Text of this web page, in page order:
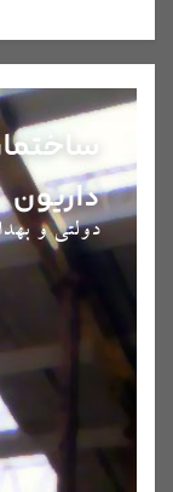
داریون
دولتی و